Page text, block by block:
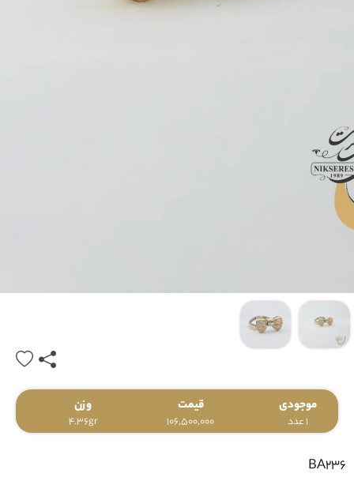
موجودی
1 عدد
قیمت
106,500,000
وزن
4.36gr
BA236